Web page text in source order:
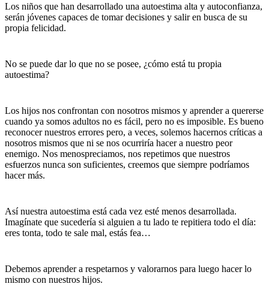
Los niños que han desarrollado una autoestima alta y autoconfianza,
serán jóvenes capaces de tomar decisiones y salir en busca de su
propia felicidad.
No se puede dar lo que no se posee, ¿cómo está tu propia
autoestima?
Los hijos nos confrontan con nosotros mismos y aprender a quererse
cuando ya somos adultos no es fácil, pero no es imposible. Es bueno
reconocer nuestros errores pero, a veces, solemos hacernos críticas a
nosotros mismos que ni se nos ocurriría hacer a nuestro peor
enemigo. Nos menospreciamos, nos repetimos que nuestros
esfuerzos nunca son suficientes, creemos que siempre podríamos
hacer más.
Así nuestra autoestima está cada vez esté menos desarrollada.
Imagínate que sucedería si alguien a tu lado te repitiera todo el día:
eres tonta, todo te sale mal, estás fea…
Debemos aprender a respetarnos y valorarnos para luego hacer lo
mismo con nuestros hijos.